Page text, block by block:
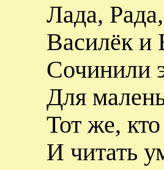
Лада,
Василёк и
Сочинили
Для
Тот же,
И читать